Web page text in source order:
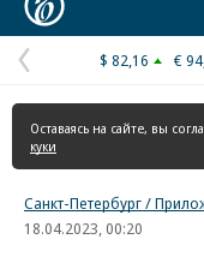
Предыдущая
страница
$ 82,16 €
Оставаясь на сайте, вы
куки
Санкт-Петербург /
18.04.2023, 00:20